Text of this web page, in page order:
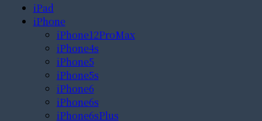
iPad
iPhone
iPhone12ProMax
iPhone4s
iPhone5
iPhone5s
iPhone6
iPhone6s
iPhone6sPlus